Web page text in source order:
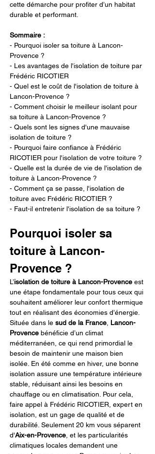
cette démarche pour profiter d’un habitat
durable et performant.
Sommaire :
- Pourquoi isoler sa toiture à Lancon-
Provence ?
- Les avantages de l'isolation de toiture par
Frédéric RICOTIER
- Quel est le coût de l'isolation de toiture à
Lancon-Provence ?
- Comment choisir le meilleur isolant pour
sa toiture à Lancon-Provence ?
- Quels sont les signes d'une mauvaise
isolation de toiture ?
- Pourquoi faire confiance à Frédéric
RICOTIER pour l'isolation de votre toiture ?
- Quelle est la durée de vie de l'isolation de
toiture à Lancon-Provence ?
- Comment ça se passe, l'isolation de
toiture avec Frédéric RICOTIER ?
- Faut-il entretenir l'isolation de sa toiture ?
Pourquoi isoler sa
toiture à Lancon-
Provence ?
L’isolation de toiture à Lancon-Provence est
une étape fondamentale pour tous ceux qui
souhaitent améliorer leur confort thermique
tout en réalisant des économies d’énergie.
Située dans le sud de la France Lancon-
Provence bénéficie d’un climat
méditerranéen, ce qui rend primordial le
besoin de maintenir une maison bien
isolée. En été comme en hiver, une bonne
isolation assure une température intérieure
stable, réduisant ainsi les besoins en
chauffage ou en climatisation. Pour cela,
faire appel à Frédéric RICOTIER, expert en
isolation, est un gage de qualité et de
durabilité. Seulement 20 km vous séparent
d'Aix-en-Provence , et les particularités
climatiques locales demandent une